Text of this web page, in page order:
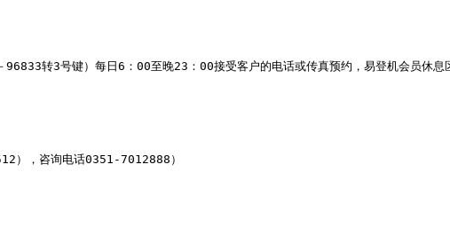
转3号键）每日6：00至晚23：00接受客户的电话或传真预约，易登机会员休
），咨询电话0351-7012888）